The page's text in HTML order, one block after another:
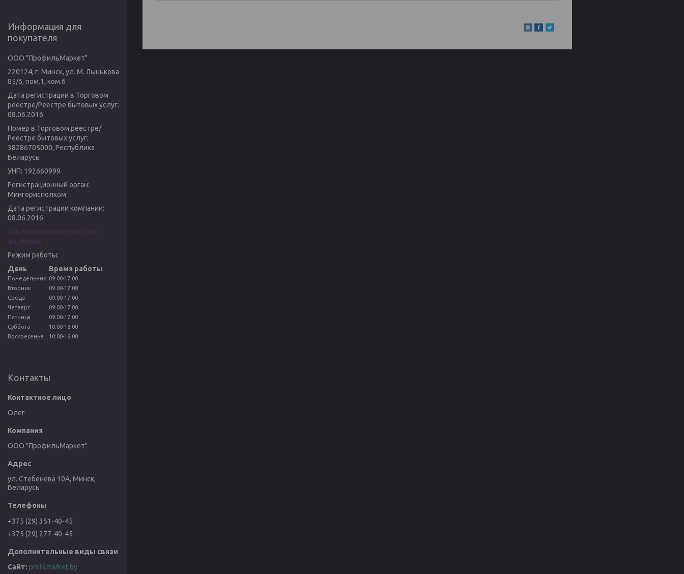
Информация для
покупателя
ООО "ПрофильМаркет"
220124, г. Минск, ул. М. Лынькова
85/6, пом.1, ком.6
Дата регистрации в Торговом
реестре/Реестре бытовых услуг:
08.06.2016
Номер в Торговом реестре/
Реестре бытовых услуг:
38286705000, Республика
Беларусь
УНП: 192660999
Регистрационный орган:
Мингорисполком
Дата регистрации компании:
08.06.2016
Режим работы:
День
Время работы
Понедельник 09:00-17:00
Вторник
09:00-17:00
Среда
09:00-17:00
Четверг
09:00-17:00
Пятница
09:00-17:00
Суббота
10:00-18:00
Воскресенье
10:00-16:00
Контакты
Олег
ООО "ПрофильМаркет"
ул. Стебенева 10А, Минск,
Беларусь
+375 (29) 351-40-45
+375 (29) 277-40-45
profilmarket.by